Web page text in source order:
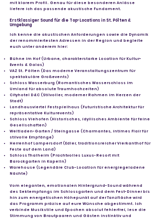
mit klarem Profil. Genau für diese besonderen Anlässe
liefere ich das passende akustische Fundament.
Erstklassiger Sound für die Top-Locations in St. Pölten &
Umgebung
Ich kenne die akustischen Anforderungen sowie die Dynamik
der renommiertesten Adressen in der Region und begleite
euch unter anderem hier:
Bühne im Hof (Urbane, charakterstarke Location für Kultur-
Events & Galas)
VAZ St. Pölten (Das moderne Veranstaltungszentrum für
spektakuläre Großevents)
Schloss Wasserburg (Romantisches Wasserschloss im
Umland für absolute Traumhochzeiten)
Cityhotel D&C (Stilvoller, moderner Rahmen im Herzen der
Stadt)
Landhausviertel Festspielhaus (Futuristische Architektur für
repräsentative Kulturevents)
Schloss Viehofen (Historisches, idyllisches Ambiente für feine
Gesellschaften)
Weltladen-Garten / Steingasse (Charmantes, intimes Flair für
stilvolle Empfänge)
Herrenhof Lampersdorf (Edler, traditionsreicher Vierkanthof für
Feste auf dem Land)
Schloss Thalheim (Prachtvolles Luxus-Resort mit
Barockgarten in Kapelln)
Warehouse (Legendäre Club-Location für energiegeladene
Nächte)
Vom eleganten, emotionalen Hintergrund-Sound während
des Sektempfangs im Schlossgarten und dem Fest-Dinner bis
hin zum energetischen Höhepunkt auf der Tanzfläche wird
das Programm präzise auf eure Wünsche abgestimmt. Ich
verbinde Musikstile und Epochen absolut fehlerfrei, lese die
Stimmung von Brautpaaren und Gästen instinktiv und